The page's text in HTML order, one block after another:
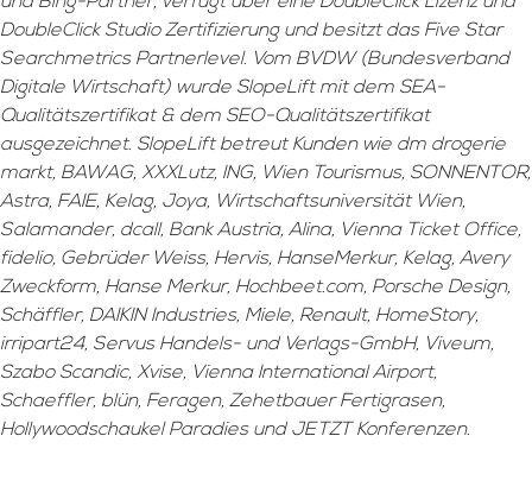
DoubleClick Studio Zertifizierung und besitzt das Five Star
Searchmetrics Partnerlevel. Vom BVDW (Bundesverband
Digitale Wirtschaft) wurde SlopeLift mit dem SEA-
Qualitätszertifikat & dem SEO-Qualitätszertifikat
ausgezeichnet. SlopeLift betreut Kunden wie dm drogerie
markt, BAWAG, XXXLutz, ING, Wien Tourismus, SONNENTOR,
Astra, FAIE, Kelag, Joya, Wirtschaftsuniversität Wien,
Salamander, dcall, Bank Austria, Alina, Vienna Ticket Office,
fidelio, Gebrüder Weiss, Hervis, HanseMerkur, Kelag, Avery
Zweckform, Hanse Merkur, Hochbeet.com, Porsche Design,
Schäffler, DAIKIN Industries, Miele, Renault, HomeStory,
irripart24, Servus Handels- und Verlags-GmbH, Viveum,
Szabo Scandic, Xvise, Vienna International Airport,
Schaeffler, blün, Feragen, Zehetbauer Fertigrasen,
Hollywoodschaukel Paradies und JETZT Konferenzen.